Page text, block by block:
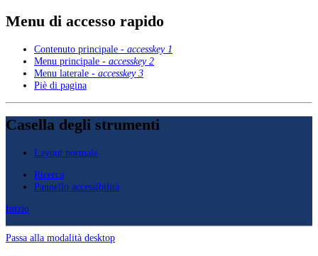
Menu di accesso rapido
Contenuto principale - accesskey 1
Menu principale - accesskey 2
Menu laterale - accesskey 3
Piè di pagina
Casella degli strumenti
Layout normale
Ricerca
Pannello accessibilità
Inizio
Passa alla modalità desktop